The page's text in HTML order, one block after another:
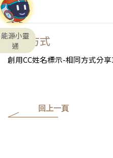
授權方式
創用CC姓名標示-相同方式分享
回上一頁
能源小靈
通